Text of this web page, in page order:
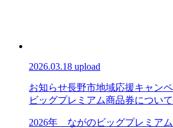
2026.03.18 upload
お知らせ長野市地域応援キャン
ビッグプレミアム商品券について
2026年 ながのビッグプレミア